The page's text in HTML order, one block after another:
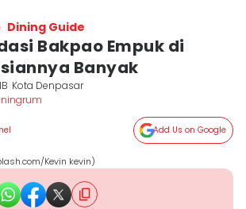
Dining Guide
Bakpao Empuk di
Banyak
Kota Denpasar
Add Us on Google
Kevin kevin)